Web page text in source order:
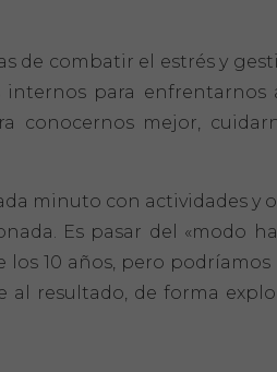
de combatir el estrés y
para enfrentarnos
conocernos mejor,
minuto con actividades y
Es pasar del «modo
los 10 años, pero
al resultado, de forma